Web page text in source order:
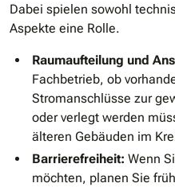
Dabei spielen sowohl
Aspekte eine Rolle.
Raumaufteilung und
Fachbetrieb, ob
Stromanschlüsse zur
oder verlegt werden
älteren Gebäuden im
Barrierefreiheit: Wenn
möchten, planen Sie